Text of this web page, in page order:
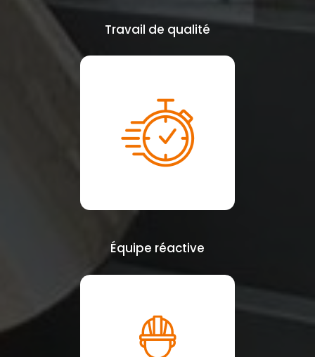
Travail de qualité
Équipe réactive